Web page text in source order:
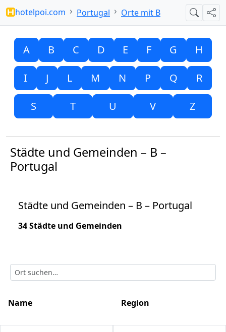
hotelpoi.com Portugal Orte mit B Suche
A B C D E F G H
I J L M N P Q R
S T U V Z
Städte und Gemeinden – B –
Portugal
Städte und Gemeinden – B – Portugal
34 Städte und Gemeinden
Name Region